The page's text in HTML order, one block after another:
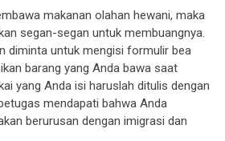
makanan olahan hewani, maka
segan-segan untuk membuangnya.
diminta untuk mengisi formulir bea
barang yang Anda bawa saat
yang Anda isi haruslah ditulis dengan
mendapati bahwa Anda
berurusan dengan imigrasi dan